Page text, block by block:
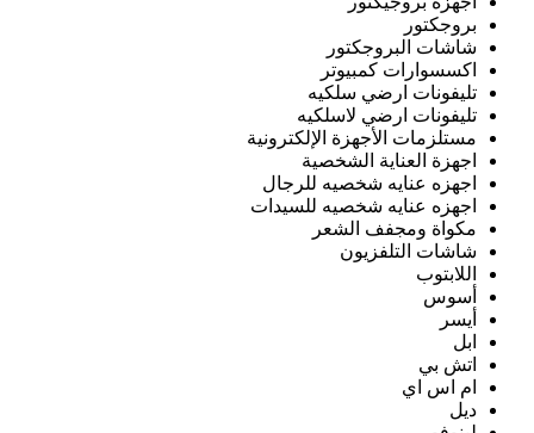
بروجكتور
شاشات البروجكتور
اكسسوارات كمبيوتر
تليفونات ارضي سلكيه
تليفونات ارضي لاسلكيه
مستلزمات الأجهزة الإلكترونية
اجهزة العناية الشخصية
اجهزه عنايه شخصيه للرجال
اجهزه عنايه شخصيه للسيدات
مكواة ومجفف الشعر
شاشات التلفزيون
اللابتوب
أسوس
أيسر
ابل
اتش بي
ام اس اي
ديل